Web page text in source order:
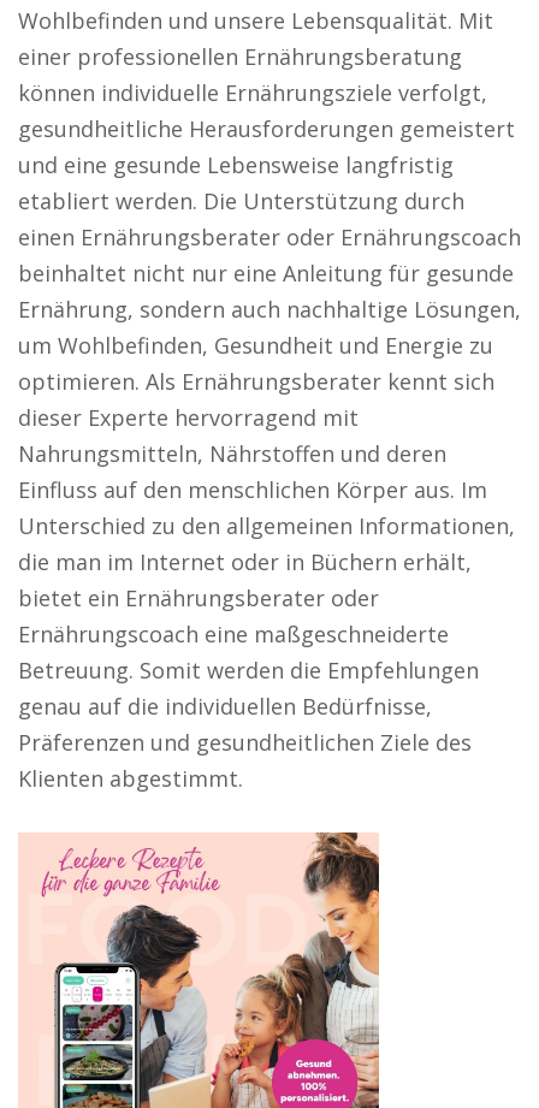
Wohlbefinden und unsere Lebensqualität. Mit
einer professionellen Ernährungsberatung
können individuelle Ernährungsziele verfolgt,
gesundheitliche Herausforderungen gemeistert
und eine gesunde Lebensweise langfristig
etabliert werden. Die Unterstützung durch
einen Ernährungsberater oder Ernährungscoach
beinhaltet nicht nur eine Anleitung für gesunde
Ernährung, sondern auch nachhaltige Lösungen,
um Wohlbefinden, Gesundheit und Energie zu
optimieren. Als Ernährungsberater kennt sich
dieser Experte hervorragend mit
Nahrungsmitteln, Nährstoffen und deren
Einfluss auf den menschlichen Körper aus. Im
Unterschied zu den allgemeinen Informationen,
die man im Internet oder in Büchern erhält,
bietet ein Ernährungsberater oder
Ernährungscoach eine maßgeschneiderte
Betreuung. Somit werden die Empfehlungen
genau auf die individuellen Bedürfnisse,
Präferenzen und gesundheitlichen Ziele des
Klienten abgestimmt.